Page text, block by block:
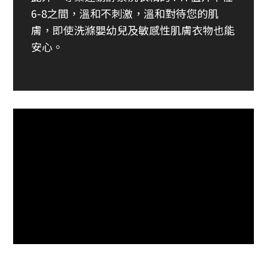
6-8之間，溫和不刺激，溫和對待您的肌
膚，即使洗滌嬰幼兒及敏感性肌膚衣物也能
安心。